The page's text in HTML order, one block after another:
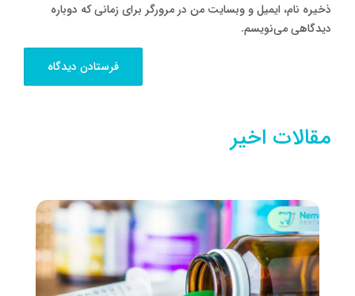
ذخیره نام، ایمیل و وبسایت من در مرورگر برای زمانی که دوباره
دیدگاهی می‌نویسم.
مقالات اخیر